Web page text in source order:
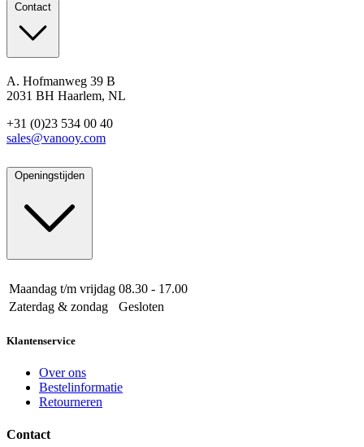
Contact
A. Hofmanweg 39 B
2031 BH Haarlem, NL
+31 (0)23 534 00 40
sales@vanooy.com
Openingstijden
Maandag t/m vrijdag 08.30 - 17.00
Zaterdag & zondag
Gesloten
Klantenservice
Over ons
Bestelinformatie
Retourneren
Contact